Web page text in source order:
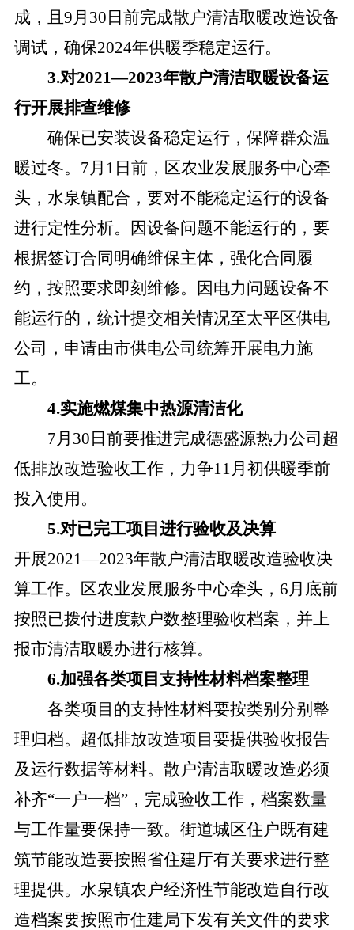
成，且9月30日前完成散户清洁取暖改造设备
调试，确保2024年供暖季稳定运行。
3.对2021—2023年散户清洁取暖设备运
行开展排查维修
确保已安装设备稳定运行，保障群众温
暖过冬。 7月1日前，区农业发展服务中心牵
头，水泉镇配合，要对不能稳定运行的设备
进行定性分析。因设备问题不能运行的，要
根据签订合同明确维保主体，强化合同履
约，按照要求即刻维修。因电力问题设备不
能运行的，统计提交相关情况至太平区供电
公司，申请由市供电公司统筹开展电力施
工。
4.实施燃煤集中热源清洁化
7月30日前要推进完成德盛源热力公司超
低排放改造验收工作，力争11月初供暖季前
投入使用。
5.对已完工项目进行验收及决算
开展2021—2023年散户清洁取暖改造验收决
算工作。区农业发展服务中心牵头，6月底前
按照已拨付进度款户数整理验收档案，并上
报市清洁取暖办进行核算。
6.加强各类项目支持性材料档案整理
各类项目的支持性材料要按类别分别整
理归档。超低排放改造项目要提供验收报告
及运行数据等材料。散户清洁取暖改造必须
补齐“一户一档”，完成验收工作，档案数量
与工作量要保持一致。街道城区住户既有建
筑节能改造要按照省住建厅有关要求进行整
理提供。水泉镇农户经济性节能改造自行改
造档案要按照市住建局下发有关文件的要求